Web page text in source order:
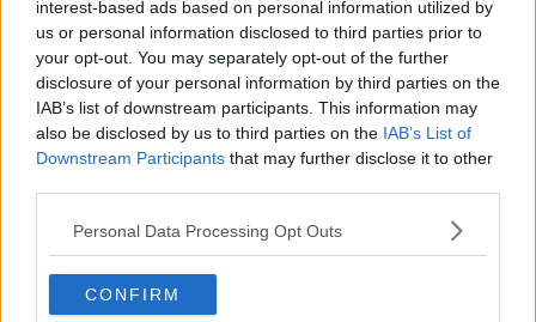
interest-based ads based on personal information utilized by
us or personal information disclosed to third parties prior to
your opt-out. You may separately opt-out of the further
disclosure of your personal information by third parties on the
IAB’s list of downstream participants. This information may
also be disclosed by us to third parties on the IAB’s List of
Downstream Participants that may further disclose it to other
Personal Data Processing Opt Outs
CONFIRM